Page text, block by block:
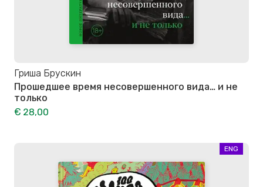
Гриша Брускин
Прошедшее время несовершенного вида… и не
только
€ 28,00
ENG